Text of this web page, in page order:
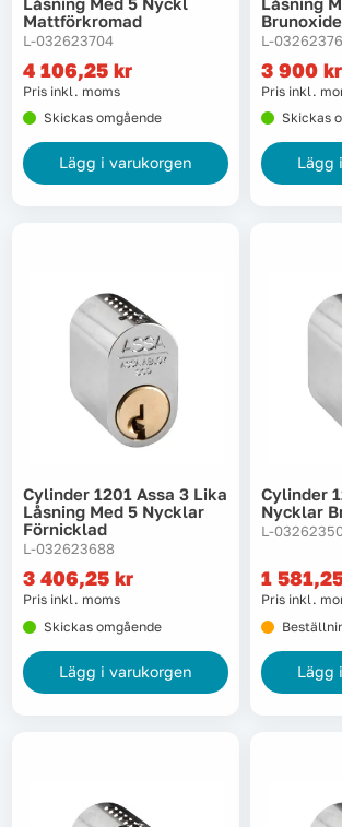
Mattförkromad
L-032623704
4 106,25 kr
Pris inkl. moms
Skickas omgående
Lägg i varukorgen
L-
3 900 kr
Pris inkl.
Skickas
Lägg
Cylinder 1201 Assa 3 Lika
Låsning Med 5 Nycklar
Förnicklad
L-032623688
3 406,25 kr
Pris inkl. moms
Skickas omgående
Lägg i varukorgen
Cylinder
Nycklar
L-
1
Pris inkl.
Lägg